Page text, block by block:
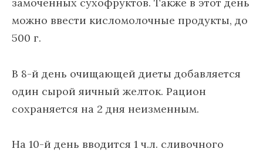
замоченных сухофруктов. Также в этот день
можно ввести кисломолочные продукты, до
500 г.
В 8-й день очищающей диеты добавляется
один сырой яичный желток. Рацион
сохраняется на 2 дня неизменным.
На 10-й день вводится 1 ч.л. сливочного